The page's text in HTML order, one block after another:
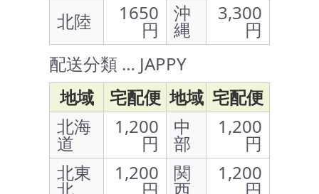
北陸
1650
円
沖
縄
3,300
円
配送分類 … JAPPY
地域
宅配便 地域 宅配便
北海
道
1,200
円
中
部
1,200
円
北東
1,200 関 1,200